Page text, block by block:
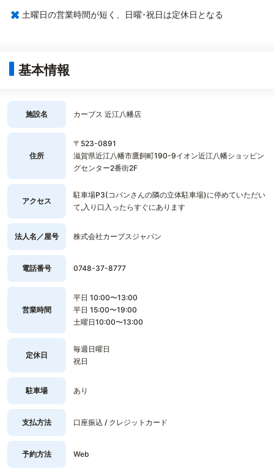
× 土曜日の営業時間が短く、日曜･祝日は定休日となる
基本情報
施設名 カーブス 近江八幡店
住所
〒523-0891
滋賀県近江八幡市鷹飼町190-9イオン近江八幡ショッピン
グセンター2番街2F
アクセス
駐車場P3(コパンさんの隣の立体駐車場)に停めていただい
て,入り口入ったらすぐにあります
法人名／屋号 株式会社カーブスジャパン
電話番号 0748-37-8777
営業時間
平日 10:00〜13:00
平日 15:00〜19:00
土曜日10:00〜13:00
定休日
毎週日曜日
祝日
駐車場 あり
支払方法 口座振込 / クレジットカード
予約方法 Web